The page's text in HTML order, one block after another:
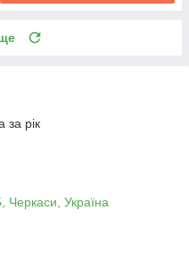
за рік
Черкаси, Україна